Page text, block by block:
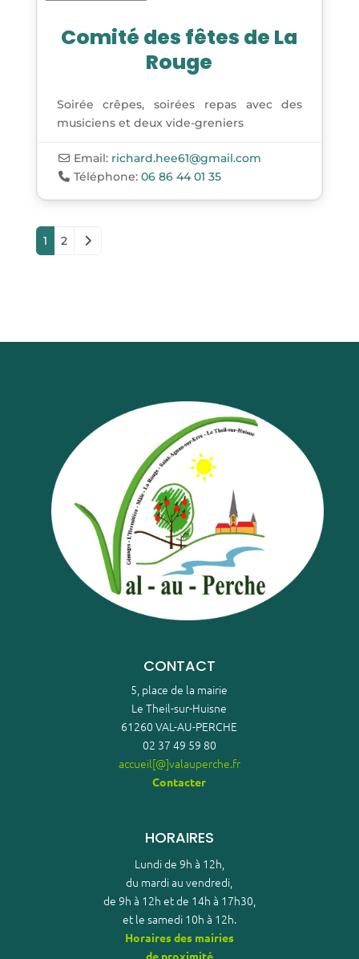
Comité des fêtes de La
Rouge
Soirée crêpes, soirées repas avec des
musiciens et deux vide-greniers
Email: richard.hee61@gmail.com
Téléphone:06 86 44 01 35
Posts navigation
1 2 Older posts
CONTACT
5, place de la mairie
Le Theil-sur-Huisne
61260 VAL-AU-PERCHE
02 37 49 59 80
accueil[@]valauperche.fr
Contacter
HORAIRES
Lundi de 9h à 12h,
du mardi au vendredi,
de 9h à 12h et de 14h à 17h30,
et le samedi 10h à 12h.
Horaires des mairies
de proximité